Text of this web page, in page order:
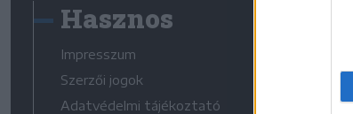
Hasznos
Impresszum
Szerzői jogok
Adatvédelmi tájékoztató